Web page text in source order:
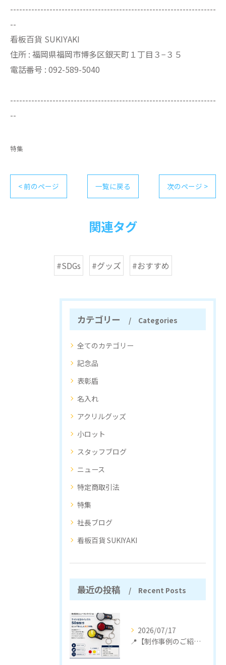
--------------------------------------------------------------------
--
看板百貨 SUKIYAKI
住所 : 福岡県福岡市博多区銀天町１丁目３−３５
電話番号 : 092-589-5040
--------------------------------------------------------------------
--
特集
< 前のページ 一覧に戻る 次のページ >
関連タグ
#SDGs #グッズ #おすすめ
カテゴリー Categories
全てのカテゴリー
記念品
表彰盾
名入れ
アクリルグッズ
小ロット
スタッフブログ
ニュース
特定商取引法
特集
社長ブログ
看板百貨 SUKIYAKI
最近の投稿 Recent Posts
2026/07/17
📍【制作事例のご紹介】